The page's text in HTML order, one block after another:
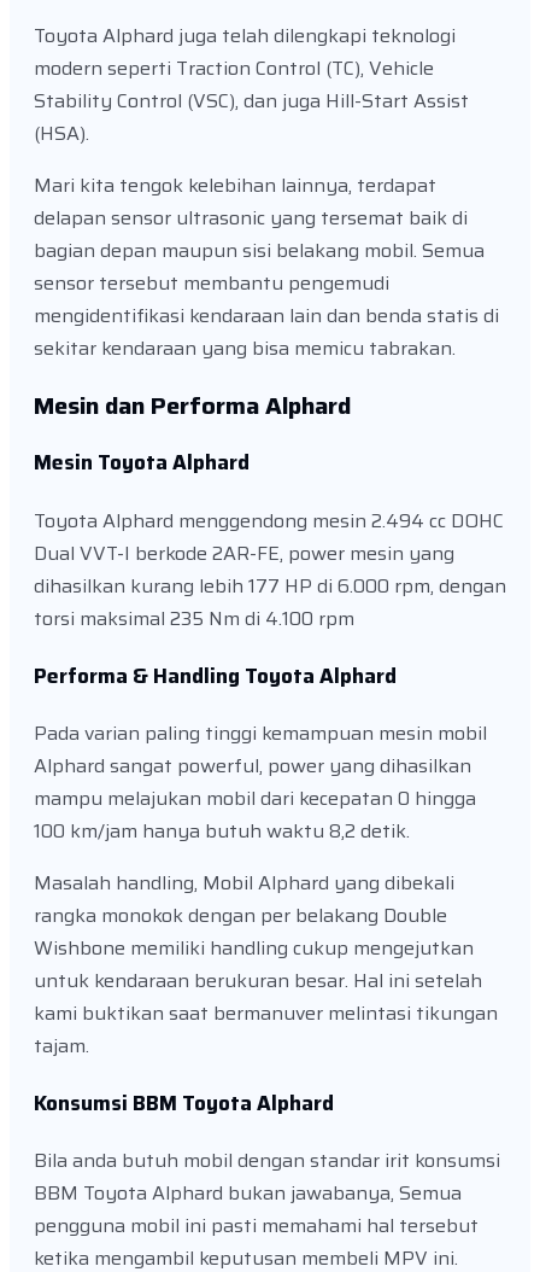
Toyota Alphard juga telah dilengkapi teknologi
modern seperti Traction Control (TC), Vehicle
Stability Control (VSC), dan juga Hill-Start Assist
(HSA).
Mari kita tengok kelebihan lainnya, terdapat
delapan sensor ultrasonic yang tersemat baik di
bagian depan maupun sisi belakang mobil. Semua
sensor tersebut membantu pengemudi
mengidentifikasi kendaraan lain dan benda statis di
sekitar kendaraan yang bisa memicu tabrakan.
Mesin dan Performa Alphard
Mesin Toyota Alphard
Toyota Alphard menggendong mesin 2.494 cc DOHC
Dual VVT-I berkode 2AR-FE, power mesin yang
dihasilkan kurang lebih 177 HP di 6.000 rpm, dengan
torsi maksimal 235 Nm di 4.100 rpm
Performa & Handling Toyota Alphard
Pada varian paling tinggi kemampuan mesin mobil
Alphard sangat powerful, power yang dihasilkan
mampu melajukan mobil dari kecepatan 0 hingga
100 km/jam hanya butuh waktu 8,2 detik.
Masalah handling, Mobil Alphard yang dibekali
rangka monokok dengan per belakang Double
Wishbone memiliki handling cukup mengejutkan
untuk kendaraan berukuran besar. Hal ini setelah
kami buktikan saat bermanuver melintasi tikungan
tajam.
Konsumsi BBM Toyota Alphard
Bila anda butuh mobil dengan standar irit konsumsi
BBM Toyota Alphard bukan jawabanya, Semua
pengguna mobil ini pasti memahami hal tersebut
ketika mengambil keputusan membeli MPV ini.